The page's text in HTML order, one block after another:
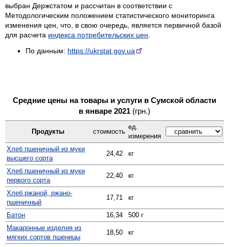
выбран Держстатом и рассчитан в соответствии с
Методологическим положением статистического мониторинга
изменения цен, что, в свою очередь, является первичной базой
для расчета индекса потребительских цен
По данным: https://ukrstat.gov.ua
Средние цены на товары и услуги в Сумской области
в январе 2021 (грн.)
Продукты стоимость
ед.
измерения
Хлеб пшеничный из муки
высшего сорта
24,42 кг
Хлеб пшеничный из муки
первого сорта
22,40 кг
Хлеб ржаной, ржано-
пшеничный
17,71 кг
Батон 16,34
500 г
Макаронные изделия из
мягких сортов пшеницы
18,50 кг